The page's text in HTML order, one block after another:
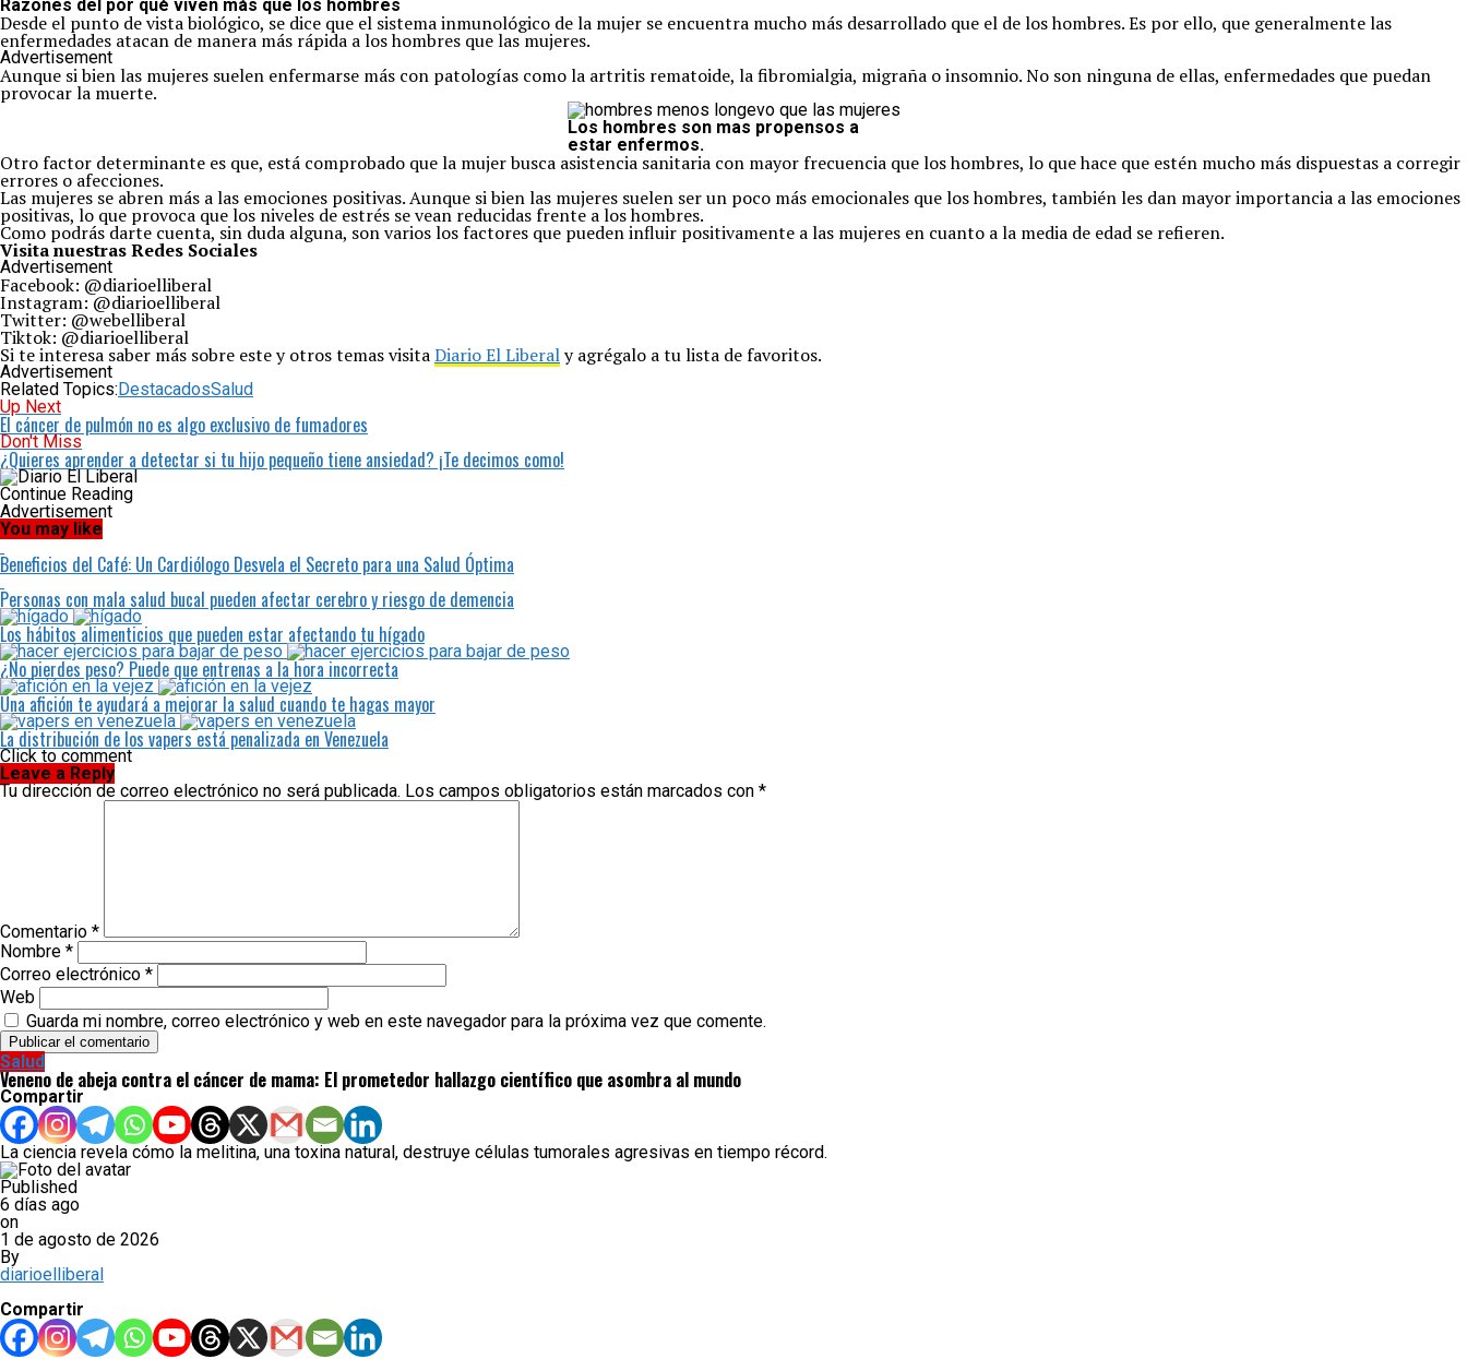
Razones del por qué viven más que los hombres
Desde el punto de vista biológico, se dice que el sistema inmunológico de la mujer se encuentra mucho más desarrollado que el de los hombres. Es por ello, que generalmente las
enfermedades atacan de manera más rápida a los hombres que las mujeres.
Advertisement
Aunque si bien las mujeres suelen enfermarse más con patologías como la artritis rematoide, la fibromialgia, migraña o insomnio. No son ninguna de ellas, enfermedades que puedan
provocar la muerte.
Los hombres son mas propensos a
estar enfermos.
Otro factor determinante es que, está comprobado que la mujer busca asistencia sanitaria con mayor frecuencia que los hombres, lo que hace que estén mucho más dispuestas a corregir
errores o afecciones.
Las mujeres se abren más a las emociones positivas. Aunque si bien las mujeres suelen ser un poco más emocionales que los hombres, también les dan mayor importancia a las emociones
positivas, lo que provoca que los niveles de estrés se vean reducidas frente a los hombres.
Como podrás darte cuenta, sin duda alguna, son varios los factores que pueden influir positivamente a las mujeres en cuanto a la media de edad se refieren.
Visita nuestras Redes Sociales
Advertisement
Facebook: @diarioelliberal
Instagram: @diarioelliberal
Twitter: @webelliberal
Tiktok: @diarioelliberal
Si te interesa saber más sobre este y otros temas visitaDiario El Liberaly agrégalo a tu lista de favoritos.
Advertisement
Related Topics:DestacadosSalud
Up Next
El cáncer de pulmón no es algo exclusivo de fumadores
Don't Miss
¿Quieres aprender a detectar si tu hijo pequeño tiene ansiedad? ¡Te decimos como!
Continue Reading
Advertisement
You may like
Beneficios del Café: Un Cardiólogo Desvela el Secreto para una Salud Óptima
Personas con mala salud bucal pueden afectar cerebro y riesgo de demencia
Los hábitos alimenticios que pueden estar afectando tu hígado
¿No pierdes peso? Puede que entrenas a la hora incorrecta
Una afición te ayudará a mejorar la salud cuando te hagas mayor
La distribución de los vapers está penalizada en Venezuela
Click to comment
Leave a Reply
Tu dirección de correo electrónico no será publicada. Los campos obligatorios están marcados con *
Comentario *
Nombre *
Correo electrónico *
Web
Guarda mi nombre, correo electrónico y web en este navegador para la próxima vez que comente.
Salud
Veneno de abeja contra el cáncer de mama: El prometedor hallazgo científico que asombra al mundo
Compartir
La ciencia revela cómo la melitina, una toxina natural, destruye células tumorales agresivas en tiempo récord.
Published
6 días ago
on
1 de agosto de 2026
By
diarioelliberal
Compartir